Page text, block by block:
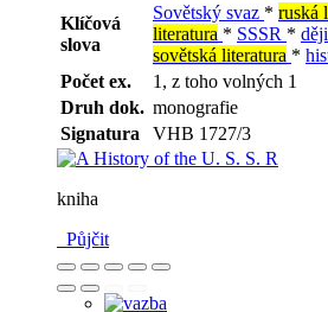
Klíčová
slova
Sovětský svaz * ruská
literatura * SSSR *
sovětská literatura *
Počet ex.
1, z toho volných 1
Druh dok. monografie
Signatura
VHB 1727/3
kniha
Půjčit